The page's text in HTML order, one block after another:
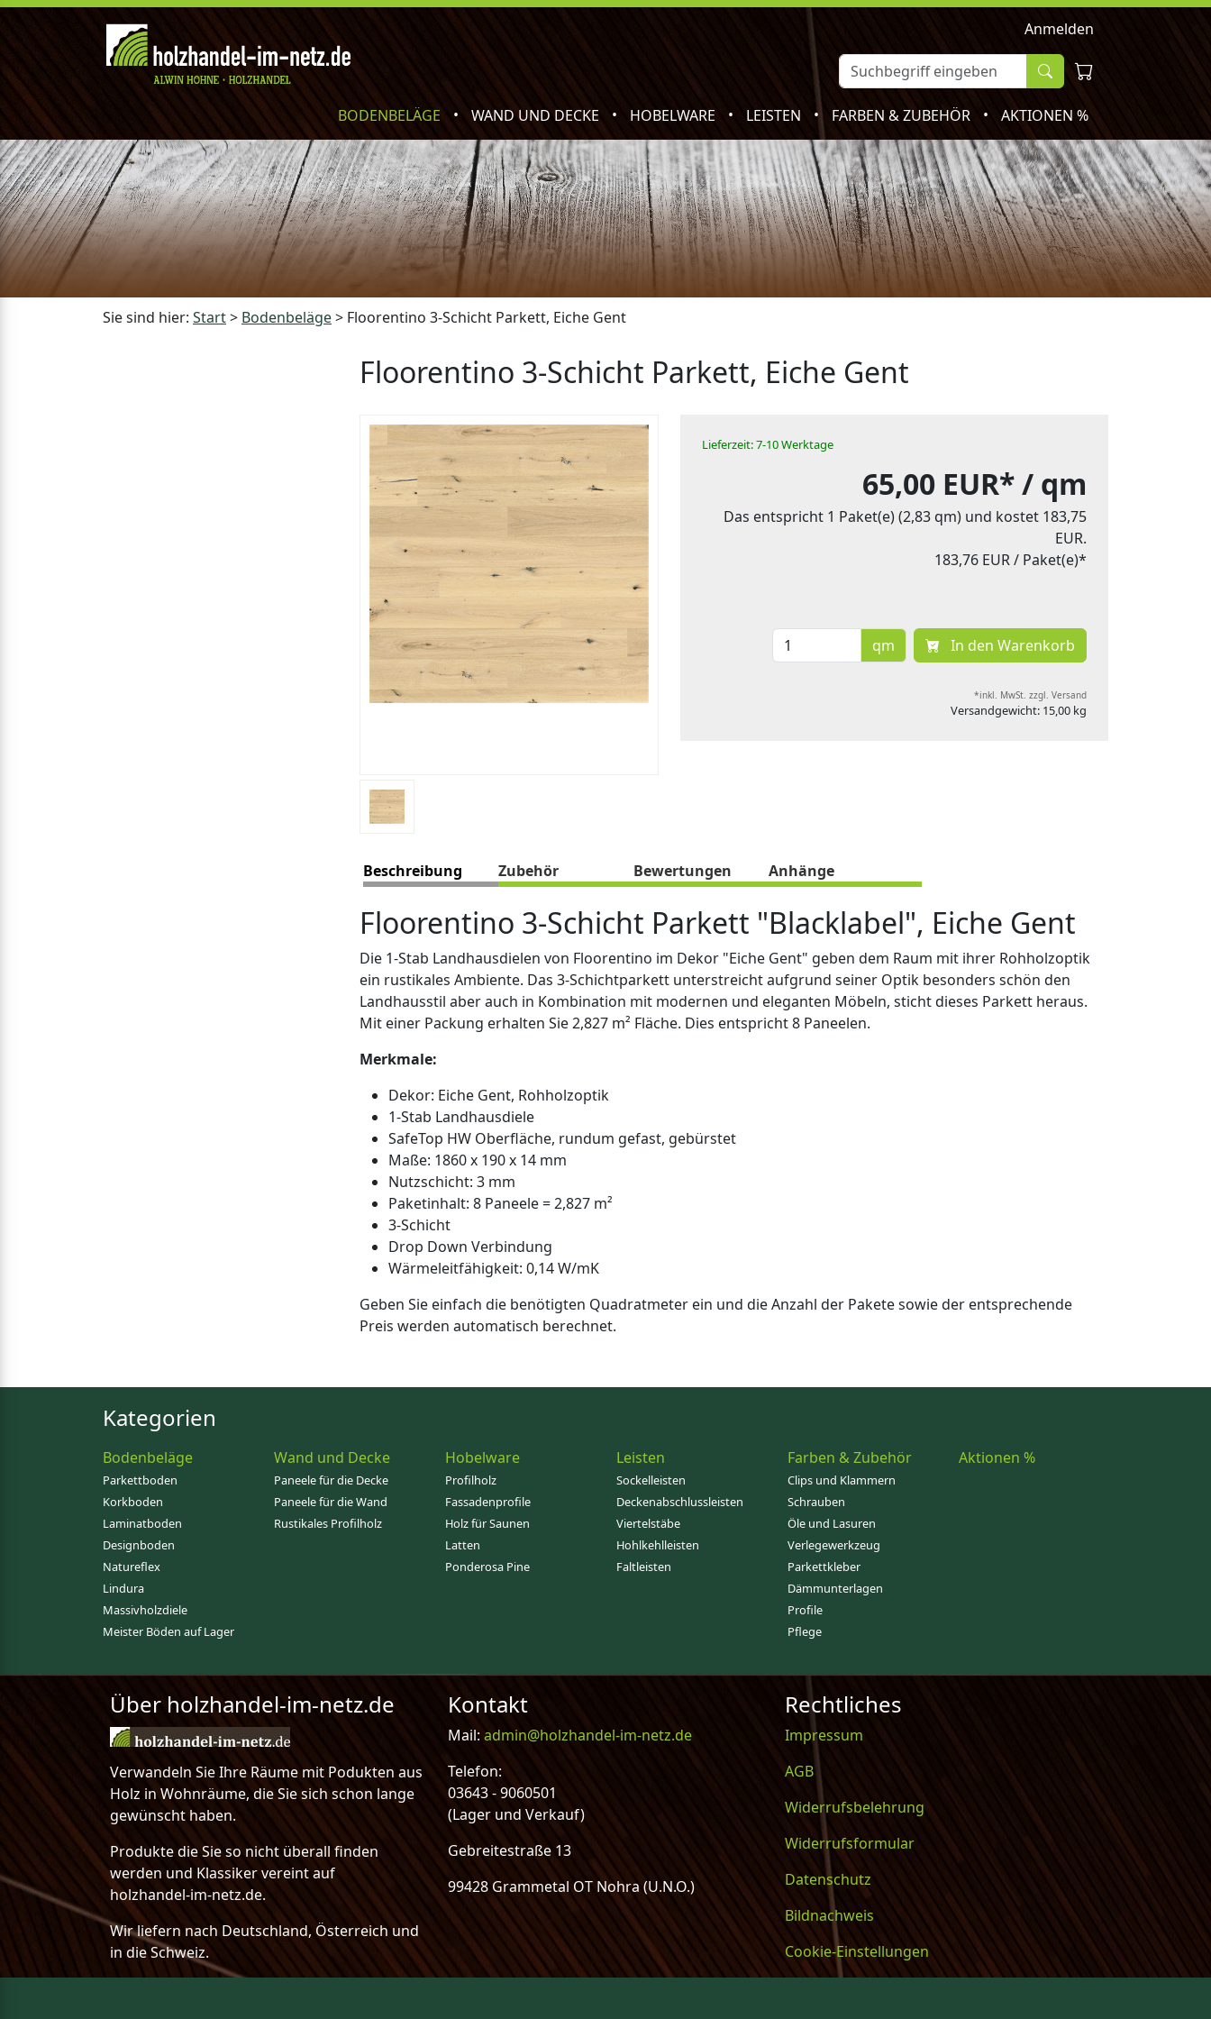
Anmelden
BODENBELÄGE • WAND UND DECKE • HOBELWARE • LEISTEN • FARBEN & ZUBEHÖR • AKTIONEN %
Sie sind hier: Start> Bodenbeläge> Floorentino 3-Schicht Parkett, Eiche Gent
Floorentino 3-Schicht Parkett, Eiche Gent
Lieferzeit: 7-10 Werktage
65,00 EUR*/ qm
Das entspricht 1 Paket(e) (2,83 qm) und kostet 183,75
EUR.
183,76 EUR/ Paket(e)*
qm In den Warenkorb
*inkl. MwSt. zzgl. Versand
Versandgewicht: 15,00 kg
Beschreibung Zubehör Bewertungen Anhänge
Floorentino 3-Schicht Parkett "Blacklabel", Eiche Gent
Die 1-Stab Landhausdielen von Floorentino im Dekor "Eiche Gent" geben dem Raum mit ihrer Rohholzoptik
ein rustikales Ambiente. Das 3-Schichtparkett unterstreicht aufgrund seiner Optik besonders schön den
Landhausstil aber auch in Kombination mit modernen und eleganten Möbeln, sticht dieses Parkett heraus.
Mit einer Packung erhalten Sie 2,827 m² Fläche. Dies entspricht 8 Paneelen.
Merkmale:
Dekor: Eiche Gent, Rohholzoptik
1-Stab Landhausdiele
SafeTop HW Oberfläche, rundum gefast, gebürstet
Maße: 1860 x 190 x 14 mm
Nutzschicht: 3 mm
Paketinhalt: 8 Paneele = 2,827 m²
3-Schicht
Drop Down Verbindung
Wärmeleitfähigkeit: 0,14 W/mK
Geben Sie einfach die benötigten Quadratmeter ein und die Anzahl der Pakete sowie der entsprechende
Preis werden automatisch berechnet.
Kategorien
Bodenbeläge
Parkettboden
Korkboden
Laminatboden
Designboden
Natureflex
Lindura
Massivholzdiele
Meister Böden auf Lager
Wand und Decke
Paneele für die Decke
Paneele für die Wand
Rustikales Profilholz
Hobelware
Profilholz
Fassadenprofile
Holz für Saunen
Latten
Ponderosa Pine
Leisten
Sockelleisten
Deckenabschlussleisten
Viertelstäbe
Hohlkehlleisten
Faltleisten
Farben & Zubehör
Clips und Klammern
Schrauben
Öle und Lasuren
Verlegewerkzeug
Parkettkleber
Dämmunterlagen
Profile
Pflege
Aktionen %
Über holzhandel-im-netz.de
Verwandeln Sie Ihre Räume mit Podukten aus
Holz in Wohnräume, die Sie sich schon lange
gewünscht haben.
Produkte die Sie so nicht überall finden
werden und Klassiker vereint auf
holzhandel-im-netz.de.
Wir liefern nach Deutschland, Österreich und
in die Schweiz.
Kontakt
Mail: admin@holzhandel-im-netz.de
Telefon:
03643 - 9060501
(Lager und Verkauf)
Gebreitestraße 13
99428 Grammetal OT Nohra (U.N.O.)
Rechtliches
Impressum
AGB
Widerrufsbelehrung
Widerrufsformular
Datenschutz
Bildnachweis
Cookie-Einstellungen